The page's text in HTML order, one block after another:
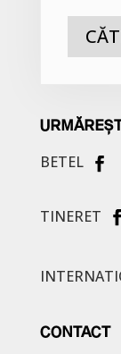
BETEL
TINERET
CONTACT